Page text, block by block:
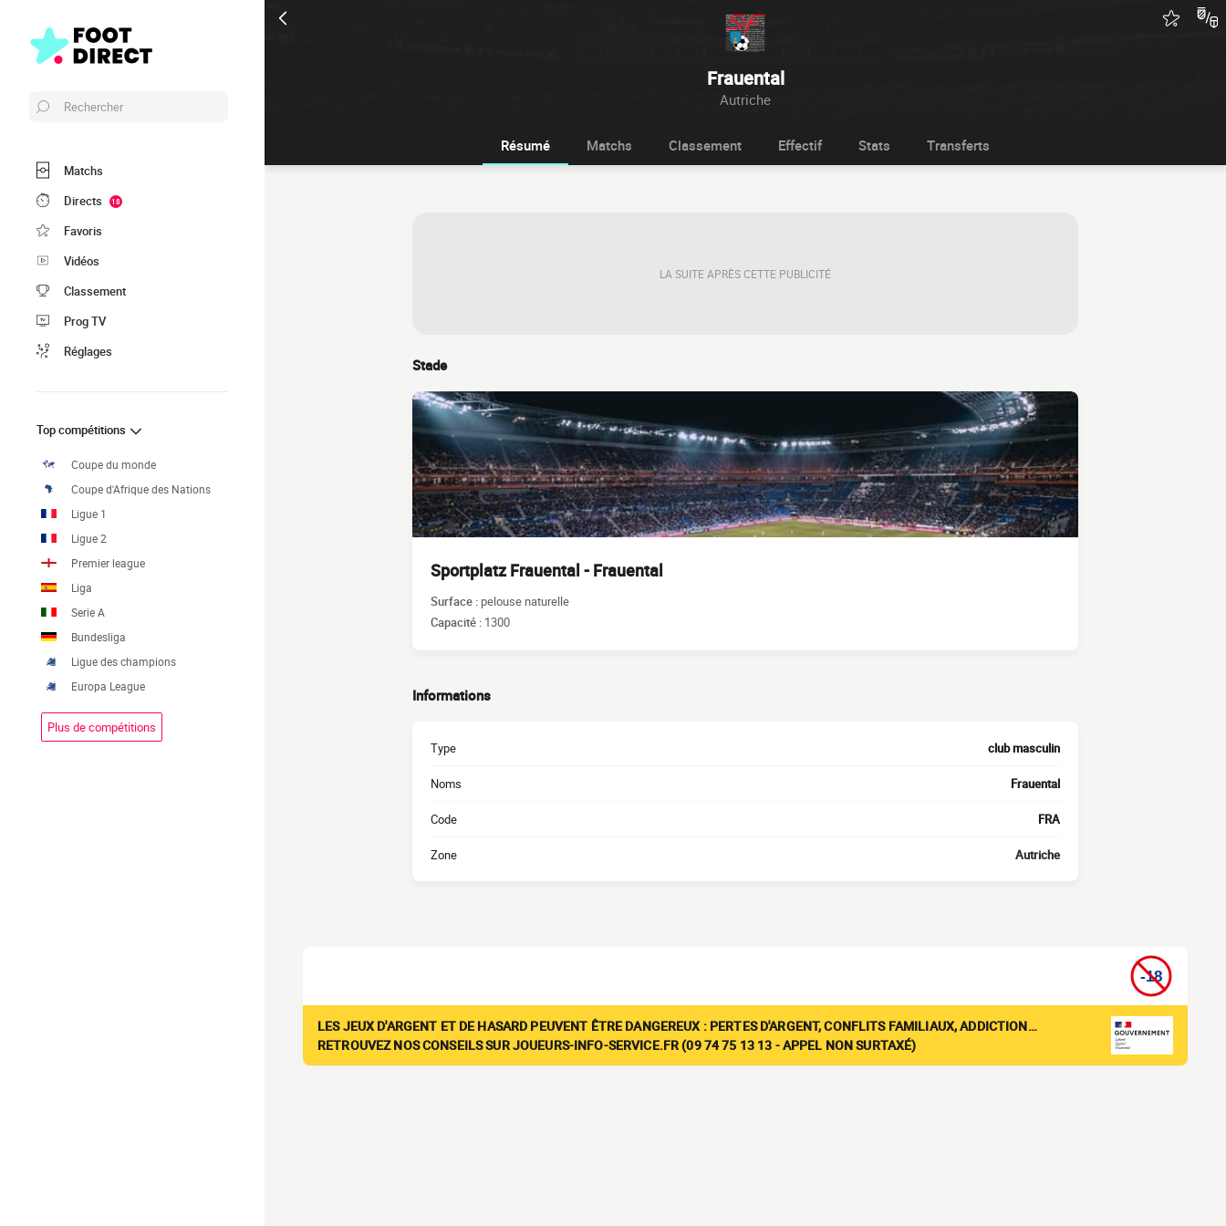
Frauental
Autriche
Rechercher
Matchs
Directs
18
Favoris
Vidéos
Classement
Prog TV
Réglages
Top compétitions
Coupe du monde
Coupe d'Afrique des Nations
Ligue 1
Ligue 2
Premier league
Liga
Serie A
Bundesliga
Ligue des champions
Europa League
Plus de compétitions
Résumé Matchs Classement Effectif Stats Transferts
LA SUITE APRÈS CETTE PUBLICITÉ
Stade
Sportplatz Frauental - Frauental
Surface : pelouse naturelle
Capacité : 1300
Informations
Type club masculin
Noms Frauental
Code FRA
Zone Autriche
LES JEUX D'ARGENT ET DE HASARD PEUVENT ÊTRE DANGEREUX : PERTES D'ARGENT, CONFLITS FAMILIAUX, ADDICTION…
RETROUVEZ NOS CONSEILS SUR JOUEURS-INFO-SERVICE.FR (09 74 75 13 13 - APPEL NON SURTAXÉ)